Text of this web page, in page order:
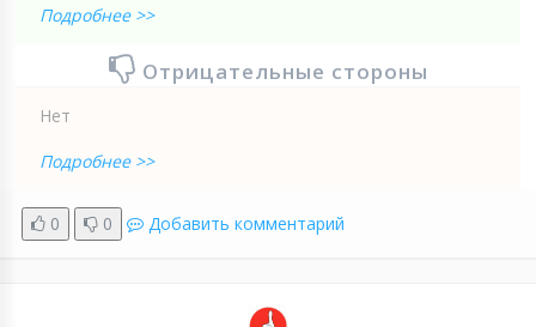
Подробнее >>
Отрицательные стороны
Нет
Подробнее >>
0 0 Добавить комментарий